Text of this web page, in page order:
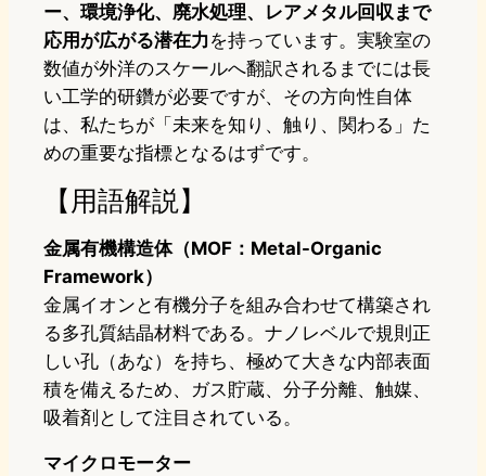
ー、環境浄化、廃水処理、レアメタル回収まで
応用が広がる潜在力を持っています。実験室の
数値が外洋のスケールへ翻訳されるまでには長
い工学的研鑽が必要ですが、その方向性自体
は、私たちが「未来を知り、触り、関わる」た
めの重要な指標となるはずです。
【用語解説】
金属有機構造体（MOF：Metal-Organic
Framework）
金属イオンと有機分子を組み合わせて構築され
る多孔質結晶材料である。ナノレベルで規則正
しい孔（あな）を持ち、極めて大きな内部表面
積を備えるため、ガス貯蔵、分子分離、触媒、
吸着剤として注目されている。
マイクロモーター